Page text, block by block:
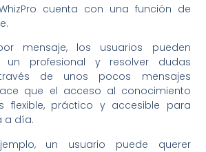
cuenta con una función de
mensaje, los usuarios pueden
un profesional y resolver dudas
de unos pocos mensajes
que el acceso al conocimiento
flexible, práctico y accesible para
a día.
un usuario puede querer